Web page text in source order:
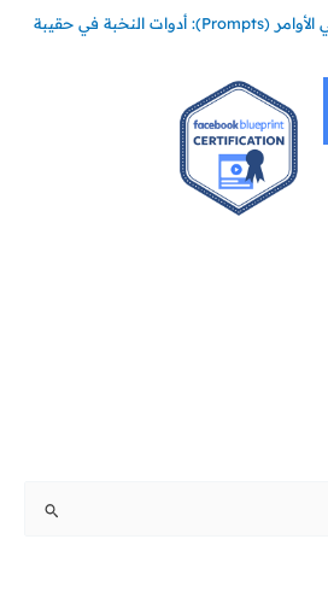
خارطة طريق 2025 لمهندسي الأوامر (Prompts): أدوات النخبة في حقيبة